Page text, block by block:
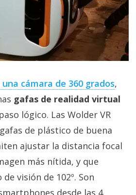
cámara de 360 grados,
gafas de realidad virtual
lógico. Las Wolder VR
de plástico de buena
ajustar la distancia focal
más nítida, y que
visión de 102º. Son
desde las 4